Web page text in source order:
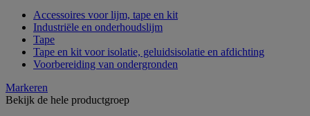
Accessoires voor lijm, tape en kit
Industriële en onderhoudslijm
Tape
Tape en kit voor isolatie, geluidsisolatie en afdichting
Voorbereiding van ondergronden
Markeren
Bekijk de hele productgroep